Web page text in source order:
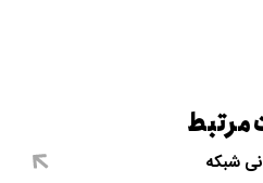
مرتبط
شبکه